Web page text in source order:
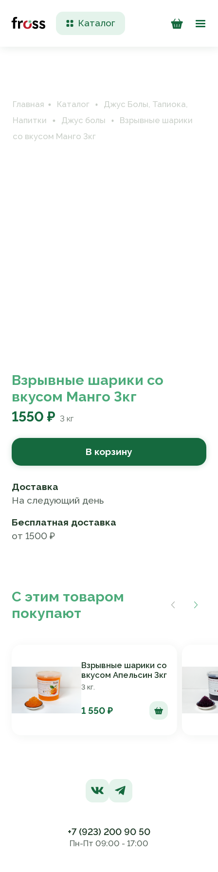
Каталог
Главная Каталог
Джус Болы, Тапиока,
Напитки
Джус болы
Взрывные шарики
со вкусом Манго 3кг
Взрывные шарики со
вкусом Манго 3кг
1550 ₽ 3 кг
В корзину
Доставка
На следующий день
Бесплатная доставка
от 1500 ₽
С этим товаром
покупают
Взрывные шарики со
вкусом Апельсин 3кг
3 кг.
1 550 ₽
+7 (923) 200 90 50
Пн-Пт 09:00 - 17:00